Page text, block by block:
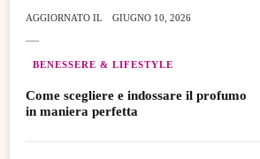
AGGIORNATO IL GIUGNO 10, 2026
BENESSERE & LIFESTYLE
Come scegliere e indossare il profumo
in maniera perfetta